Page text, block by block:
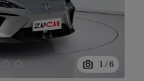
1 / 6